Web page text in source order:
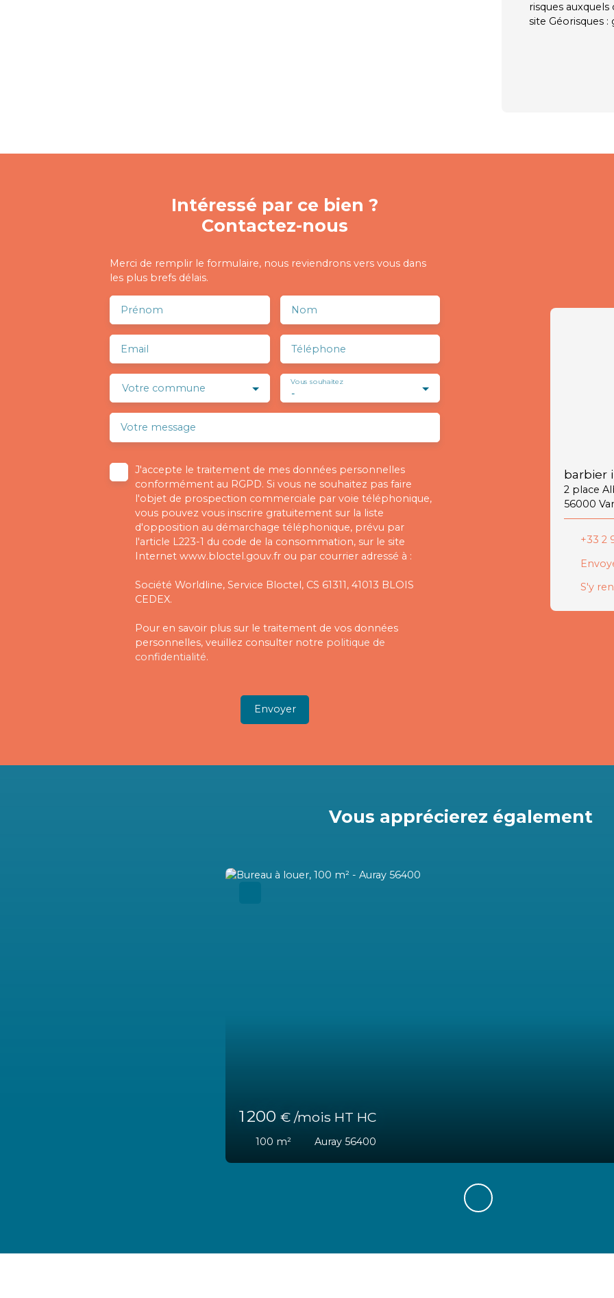
risques
site Géorisques :
Intéressé par ce bien ?
Contactez-nous
Merci de remplir le formulaire, nous reviendrons vers vous dans
les plus brefs délais.
Prénom Nom
Email Téléphone
Votre commune -
Vous souhaitez
Votre message
J'accepte le traitement de mes données personnelles
conformément au RGPD. Si vous ne souhaitez pas faire
l'objet de prospection commerciale par voie téléphonique,
vous pouvez vous inscrire gratuitement sur la liste
d'opposition au démarchage téléphonique, prévu par
l'article L223-1 du code de la consommation, sur le site
Internet www.bloctel.gouv.fr ou par courrier adressé à :
Société Worldline, Service Bloctel, CS 61311, 41013 BLOIS
CEDEX.
Pour en savoir plus sur le traitement de vos données
personnelles, veuillez consulter notre politique de
confidentialité.
Envoyer
barbier
2 place
56000
+33 2
S'y
Vous apprécierez également
2 500 € /mois HT HC
173m² Auray 56400